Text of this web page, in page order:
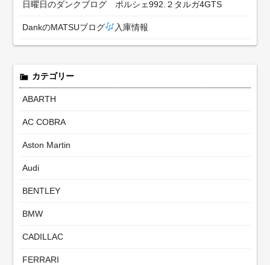
日曜日のダンクブログ ポルシェ992.２タルガ4GTS
DankのMATSUブログ 入庫情報
カテゴリー
ABARTH
AC COBRA
Aston Martin
Audi
BENTLEY
BMW
CADILLAC
FERRARI